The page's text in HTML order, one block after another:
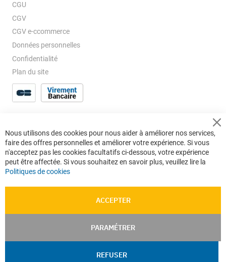
CGU
CGV
CGV e-ccommerce
Données personnelles
Confidentialité
Plan du site
Nous utilisons des cookies pour nous aider à améliorer nos services,
faire des offres personnelles et améliorer votre expérience. Si vous
n'acceptez pas les cookies facultatifs ci-dessous, votre expérience
peut être affectée. Si vous souhaitez en savoir plus, veuillez lire la
Politiques de cookies
ACCEPTER
PARAMÉTRER
REFUSER